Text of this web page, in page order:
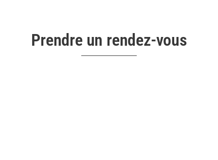
Prendre un rendez-vous